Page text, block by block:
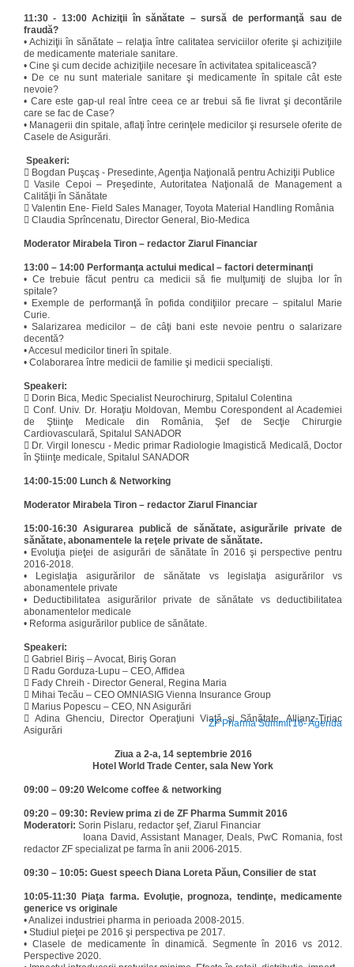
11:30 - 13:00 Achiziţii în sănătate – sursă de performanţă sau de
fraudă?
• Achiziţii în sănătate – relaţia între calitatea serviciilor oferite şi achiziţiile
de medicamente materiale sanitare.
• Cine şi cum decide achiziţiile necesare în activitatea spitalicească?
• De ce nu sunt materiale sanitare şi medicamente în spitale cât este
nevoie?
• Care este gap-ul real între ceea ce ar trebui să fie livrat şi decontările
care se fac de Case?
• Managerii din spitale, aflaţi între cerinţele medicilor şi resursele oferite de
Casele de Asigurări.
Speakeri:
 Bogdan Puşcaş - Presedinte, Agenţia Naţională pentru Achiziţii Publice
 Vasile Cepoi – Preşedinte, Autoritatea Naţională de Management a
Calităţii în Sănătate
 Valentin Ene- Field Sales Manager, Toyota Material Handling România
 Claudia Sprîncenatu, Director General, Bio-Medica
Moderator Mirabela Tiron – redactor Ziarul Financiar
13:00 – 14:00 Performanţa actului medical – factori determinanţi
• Ce trebuie făcut pentru ca medicii să fie mulţumiţi de slujba lor în
spitale?
• Exemple de performanţă în pofida condiţiilor precare – spitalul Marie
Curie.
• Salarizarea medicilor – de câţi bani este nevoie pentru o salarizare
decentă?
•Accesul medicilor tineri în spitale.
• Colaborarea între medicii de familie şi medicii specialişti.
Speakeri:
 Dorin Bica, Medic Specialist Neurochirurg, Spitalul Colentina
 Conf. Univ. Dr. Horaţiu Moldovan, Membu Corespondent al Academiei
de Ştiinţe Medicale din România, Şef de Secţie Chirurgie
Cardiovasculară, Spitalul SANADOR
 Dr. Virgil Ionescu - Medic primar Radiologie Imagistică Medicală, Doctor
în Ştiinţe medicale, Spitalul SANADOR
14:00-15:00 Lunch & Networking
Moderator Mirabela Tiron – redactor Ziarul Financiar
15:00-16:30 Asigurarea publică de sănătate, asigurările private de
sănătate, abonamentele la reţele private de sănătate.
• Evoluţia pieţei de asigurări de sănătate în 2016 şi perspective pentru
2016-2018.
•
Legislaţia asigurărilor de sănătate vs legislaţia asigurărilor vs
abonamentele private
•
Deductibilitatea asigurărilor private de sănătate vs deductibilitatea
abonamentelor medicale
• Reforma asigurărilor publice de sănătate.
Speakeri:
 Gabriel Biriş – Avocat, Biriş Goran
 Radu Gorduza-Lupu – CEO, Affidea
 Fady Chreih - Director General, Regina Maria
 Mihai Tecău – CEO OMNIASIG Vienna Insurance Group
 Marius Popescu – CEO, NN Asigurări
 Adina Ghenciu, Director Operaţiuni Viaţă şi Sănătate, Allianz-Ţiriac
Asigurări
ZF Pharma Summit'16- Agenda
Ziua a 2-a, 14 septembrie 2016
Hotel World Trade Center, sala New York
09:00 – 09:20 Welcome coffee & networking
09:20 – 09:30: Review prima zi de ZF Pharma Summit 2016
Moderatori: Sorin Pislaru, redactor şef, Ziarul Financiar
Ioana David, Assistant Manager, Deals, PwC Romania, fost
redactor ZF specializat pe farma în anii 2006-2015.
09:30 – 10:05: Guest speech Diana Loreta Păun, Consilier de stat
10:05-11:30 Piaţa farma. Evoluţie, prognoza, tendinţe, medicamente
generice vs originale
•Analizei industriei pharma in perioada 2008-2015.
• Studiul pieţei pe 2016 şi perspectiva pe 2017.
• Clasele de medicamente în dinamică. Segmente în 2016 vs 2012.
Perspective 2020.